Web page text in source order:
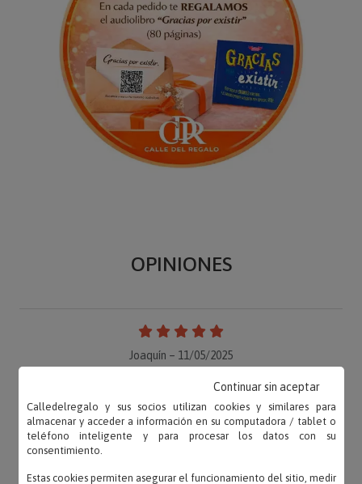
OPINIONES
Joaquín – 11/05/2025
«Un regalo distinto. El diseño queda bonito.»
Calledelregalo y sus socios utilizan cookies y similares para
almacenar y acceder a información en su computadora / tablet o
teléfono inteligente y para procesar los datos con su
consentimiento.
Estas cookies permiten asegurar el funcionamiento del sitio, medir
Continuar sin aceptar